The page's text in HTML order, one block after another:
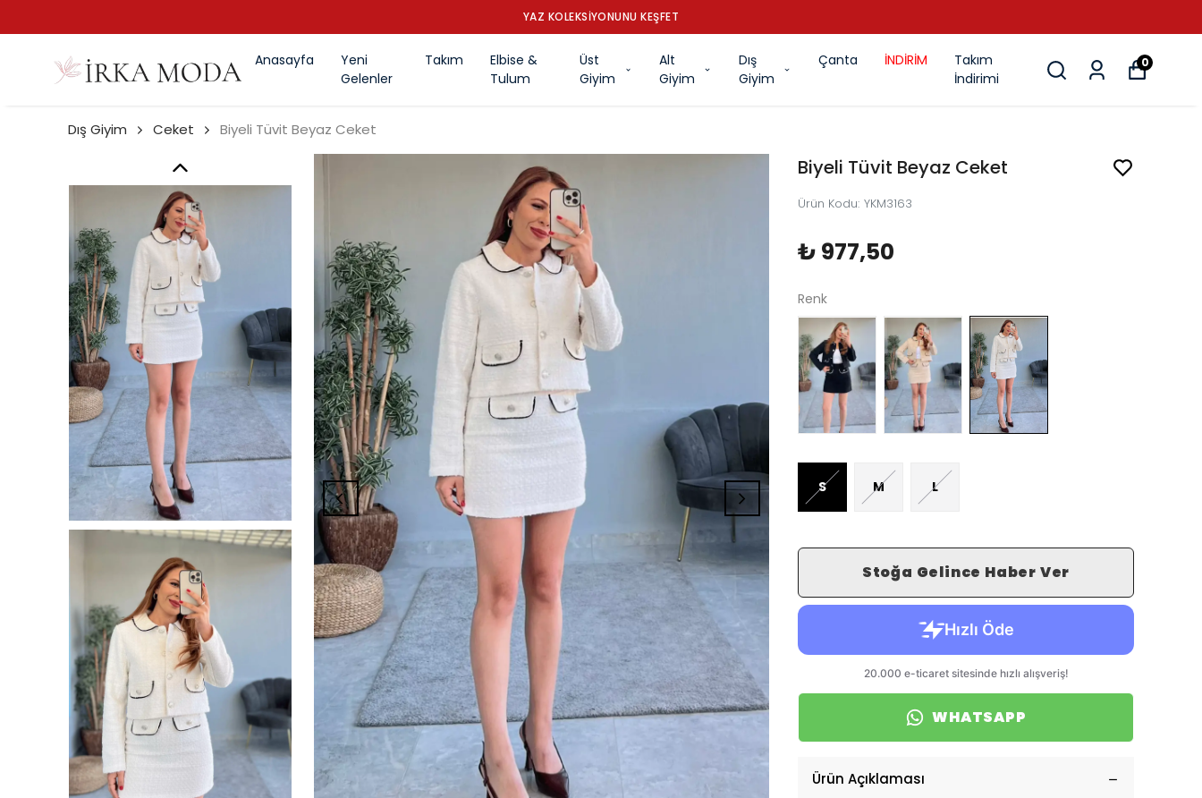
YAZ KOLEKSİYONUNU KEŞFET
Anasayfa
Yeni
Gelenler
Takım
Elbise &
Tulum
Üst
Giyim
Alt
Giyim
Dış
Giyim
Çanta İNDİRİM
Takım
İndirimi
0
Dış Giyim Ceket Biyeli Tüvit Beyaz Ceket
Biyeli Tüvit Beyaz Ceket
Ürün Kodu: YKM3163
₺ 977,50
Renk
S M L
Stoğa Gelince Haber Ver
WHATSAPP
Ürün Açıklaması